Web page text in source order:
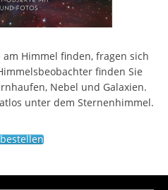
am Himmel finden, fragen sich
finden Sie
Nebel und Galaxien.
unter dem Sternenhimmel.